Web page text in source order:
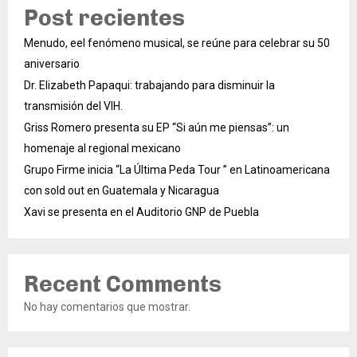
Post recientes
Menudo, eel fenómeno musical, se reúne para celebrar su 50
aniversario
Dr. Elizabeth Papaqui: trabajando para disminuir la
transmisión del VIH.
Griss Romero presenta su EP “Si aún me piensas”: un
homenaje al regional mexicano
Grupo Firme inicia “La Última Peda Tour ” en Latinoamericana
con sold out en Guatemala y Nicaragua
Xavi se presenta en el Auditorio GNP de Puebla
Recent Comments
No hay comentarios que mostrar.